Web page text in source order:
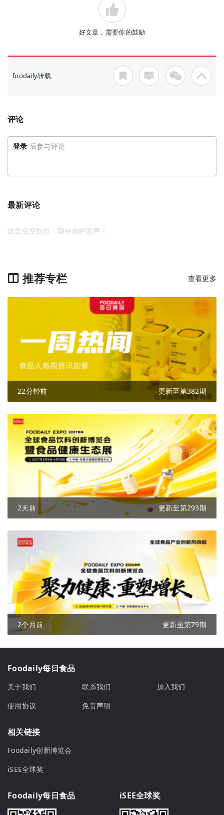
好文章，需要你的鼓励
foodaily转载
评论
登录 后参与评论
最新评论
这里空空如也，期待你的发声！
推荐专栏 查看更多
22分钟前 更新至第382期
2天前 更新至第293期
2个月前 更新至第79期
Foodaily每日食品
关于我们 联系我们
加入我们
使用协议
免责声明
相关链接
Foodaily创新博览会
iSEE全球奖
Foodaily每日食品 iSEE全球奖